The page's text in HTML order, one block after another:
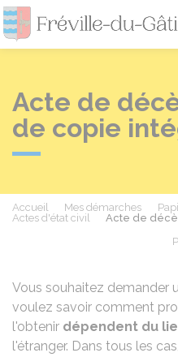
Acte de
de copie
Accueil Mes démarches
Actes d'état civil
Acte de
Vous souhaitez demander
voulez savoir comment
l'obtenir dépendent du
l'étranger. Dans tous les